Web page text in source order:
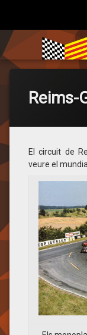
Qui som?
Cròniques
La Pregunta
Opinió
Entrevistes
Sèries
Salta
al
contingut
Reims-
El circuit de
veure el